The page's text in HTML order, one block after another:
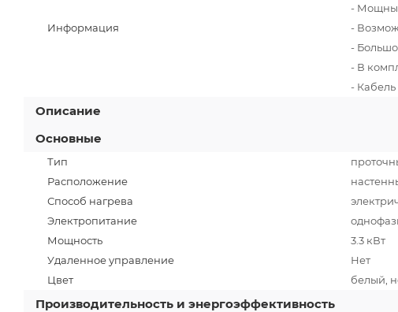
Информация
-
-
-
- В
-
Описание
Основные
Тип
Расположение
Способ нагрева
Электропитание
Мощность
3.3 кВт
Удаленное управление
Нет
Цвет
белый,
Производительность и энергоэффективность